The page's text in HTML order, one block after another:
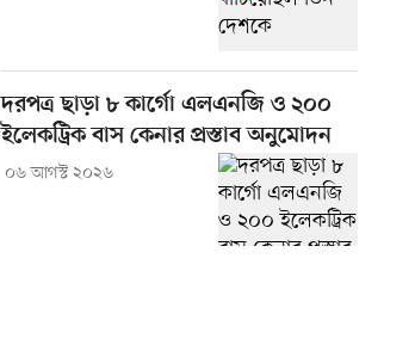
দরপত্র ছাড়া ৮ কার্গো এলএনজি ও ২০০
ইলেকট্রিক বাস কেনার প্রস্তাব অনুমোদন
০৬ আগস্ট ২০২৬